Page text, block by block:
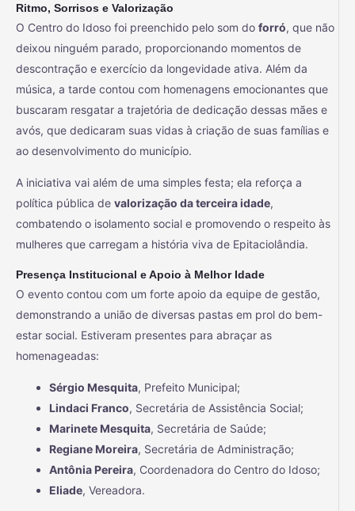
Ritmo, Sorrisos e Valorização
O Centro do Idoso foi preenchido pelo som do forró, que não
deixou ninguém parado, proporcionando momentos de
descontração e exercício da longevidade ativa. Além da
música, a tarde contou com homenagens emocionantes que
buscaram resgatar a trajetória de dedicação dessas mães e
avós, que dedicaram suas vidas à criação de suas famílias e
ao desenvolvimento do município.
A iniciativa vai além de uma simples festa; ela reforça a
política pública de valorização da terceira idade,
combatendo o isolamento social e promovendo o respeito às
mulheres que carregam a história viva de Epitaciolândia.
Presença Institucional e Apoio à Melhor Idade
O evento contou com um forte apoio da equipe de gestão,
demonstrando a união de diversas pastas em prol do bem-
estar social. Estiveram presentes para abraçar as
homenageadas:
Sérgio Mesquita, Prefeito Municipal;
Lindaci Franco, Secretária de Assistência Social;
Marinete Mesquita, Secretária de Saúde;
Regiane Moreira, Secretária de Administração;
Antônia Pereira, Coordenadora do Centro do Idoso;
Eliade, Vereadora.